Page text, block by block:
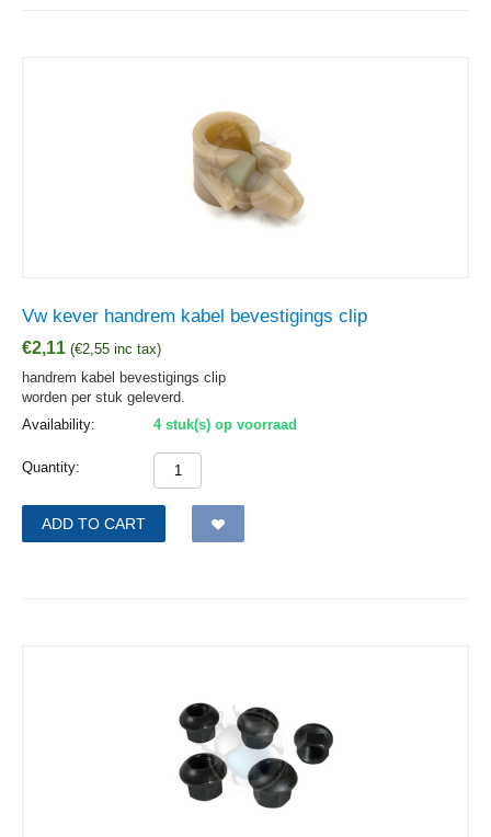
Vw kever handrem kabel bevestigings clip
€2,11 (€2,55 inc tax)
handrem kabel bevestigings clip
worden per stuk geleverd.
Availability:
4 stuk(s) op voorraad
Quantity:
ADD TO CART